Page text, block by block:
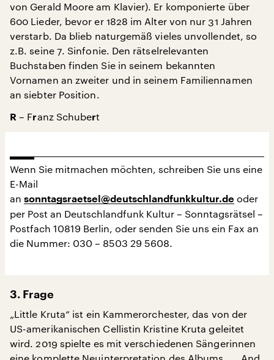
von Gerald Moore am Klavier). Er komponierte über
600 Lieder, bevor er 1828 im Alter von nur 31 Jahren
verstarb. Da blieb naturgemäß vieles unvollendet, so
z.B. seine 7. Sinfonie. Den rätselrelevanten
Buchstaben finden Sie in seinem bekannten
Vornamen an zweiter und in seinem Familiennamen
an siebter Position.
R– Franz Schubert
Wenn Sie mitmachen möchten, schreiben Sie uns eine
E-Mail
an sonntagsraetsel@deutschlandfunkkultur.de oder
per Post an Deutschlandfunk Kultur – Sonntagsrätsel –
Postfach 10819 Berlin, oder senden Sie uns ein Fax an
die Nummer: 030 – 8503 29 5608.
3. Frage
„Little Kruta“ ist ein Kammerorchester, das von der
US-amerikanischen Cellistin Kristine Kruta geleitet
wird. 2019 spielte es mit verschiedenen Sängerinnen